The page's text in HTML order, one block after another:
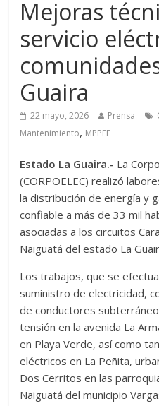
Mejoras
servicio
Guaira
22 mayo, 2026 Prensa
Mantenimiento, MPPEE
Estado La Guaira.- La
(CORPOELEC) realizó
la distribución de energía y
confiable a más de 33 mil
asociadas a los circuitos
Naiguatá del estado La
Los trabajos, que se
suministro de electricidad,
de conductores
tensión en la avenida La
en Playa Verde, así como
eléctricos en La Peñita,
Dos Cerritos en las
Naiguatá del municipio